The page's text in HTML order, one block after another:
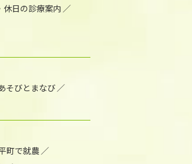
休日の診療案内
そびとまなび
町で就農